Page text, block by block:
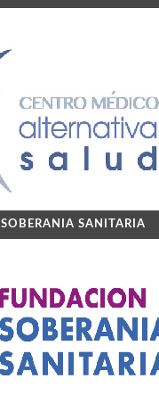
SOBERANIA SANITARIA